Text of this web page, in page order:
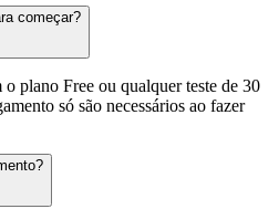
começar?
plano Free ou qualquer teste de 30
só são necessários ao fazer